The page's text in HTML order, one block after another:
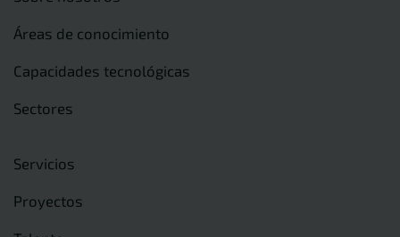
Áreas de conocimiento
Capacidades tecnológicas
Sectores
Servicios
Proyectos